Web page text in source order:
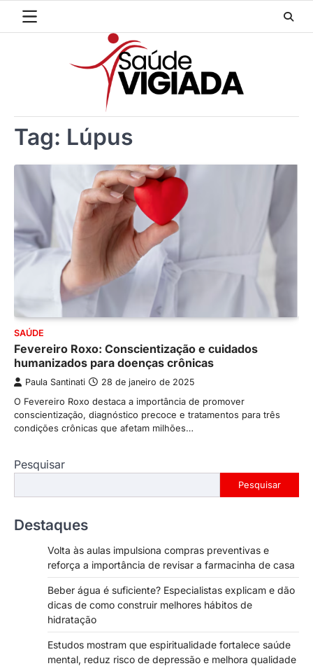
Tag: Lúpus
SAÚDE
Fevereiro Roxo: Conscientização e cuidados
humanizados para doenças crônicas
Paula Santinati 28 de janeiro de 2025
O Fevereiro Roxo destaca a importância de promover
conscientização, diagnóstico precoce e tratamentos para três
condições crônicas que afetam milhões…
Pesquisar
Pesquisar
Destaques
Volta às aulas impulsiona compras preventivas e
reforça a importância de revisar a farmacinha de casa
Beber água é suficiente? Especialistas explicam e dão
dicas de como construir melhores hábitos de
hidratação
Estudos mostram que espiritualidade fortalece saúde
mental, reduz risco de depressão e melhora qualidade